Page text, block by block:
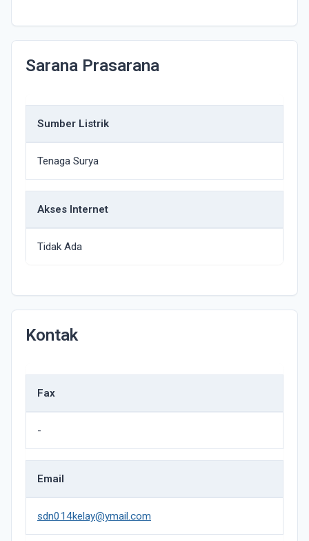
Sarana Prasarana
Sumber Listrik
Tenaga Surya
Akses Internet
Tidak Ada
Kontak
Fax
-
Email
sdn014kelay@ymail.com